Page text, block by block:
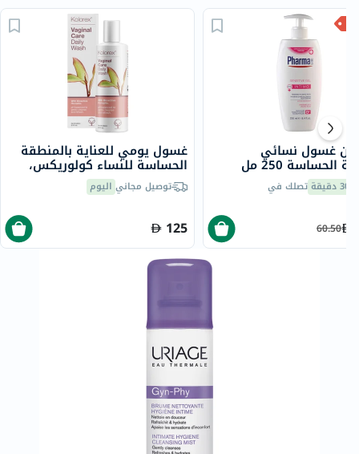
غسول يومي للعناية بالمنطقة
الحساسة للنساء كولوريكس،
250 ملتوصيل مجاني اليوم
125
غسول نسائي
الحساسة 250 مل
30 دقيقة تصلك في
60.50